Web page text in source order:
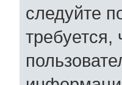
следуйте